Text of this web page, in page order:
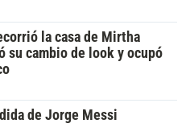
la casa de Mirtha
su cambio de look y ocupó
de Jorge Messi